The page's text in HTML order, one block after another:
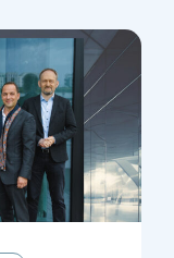
für